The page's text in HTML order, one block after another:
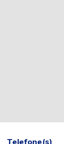
Telefone(s)